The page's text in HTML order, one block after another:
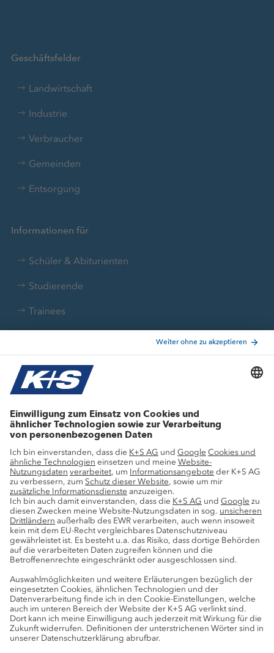
Geschäftsfelder
Landwirtschaft
Industrie
Verbraucher
Gemeinden
Entsorgung
Informationen für
Schüler & Abiturienten
Studierende
Trainees
Aktuelle Themen
Stellenangebote
Wachstumsprojekte
Innovation
Nachhaltigkeit
Service
Pressekontakte
K+S-Newsletter
K+S Fanshop
Bergbaulexikon
myK+S Kundenportal